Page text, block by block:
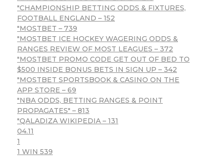
"CHAMPIONSHIP BETTING ODDS & FIXTURES,
FOOTBALL ENGLAND – 152
"MOSTBET – 739
"MOSTBET ICE HOCKEY WAGERING ODDS &
RANGES REVIEW OF MOST LEAGUES – 372
"MOSTBET PROMO CODE GET OUT OF BED TO
$500 INSIDE BONUS BETS IN SIGN UP – 342
"‎MOSTBET SPORTSBOOK & CASINO ON THE
APP STORE – 69
"NBA ODDS, BETTING RANGES & POINT
PROPAGATES" – 813
"QALADIZA WIKIPEDIA – 131
04.11
1
1 WIN 539